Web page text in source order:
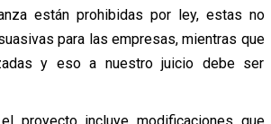
están prohibidas por ley, estas no
para las empresas, mientras que
y eso a nuestro juicio debe ser
proyecto incluye modificaciones que